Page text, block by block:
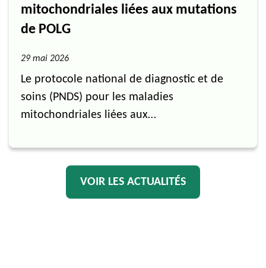
mitochondriales liées aux mutations
de POLG
29 mai 2026
Le protocole national de diagnostic et de
soins (PNDS) pour les maladies
mitochondriales liées aux…
VOIR LES ACTUALITÉS